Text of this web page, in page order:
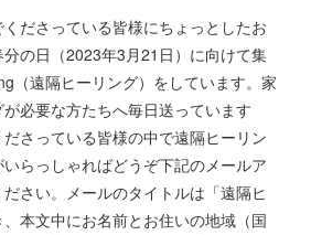
ださっている皆様にちょっとしたお
の日（2023年3月21日）に向けて集
（遠隔ヒーリング）をしています。家
必要な方たちへ毎日送っています
さっている皆様の中で遠隔ヒーリン
らっしゃればどうぞ下記のメールア
さい。メールのタイトルは「遠隔ヒ
本文中にお名前とお住いの地域（国